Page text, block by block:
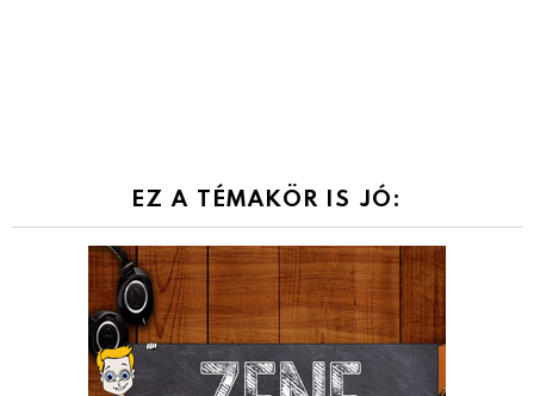
EZ A TÉMAKÖR IS JÓ: